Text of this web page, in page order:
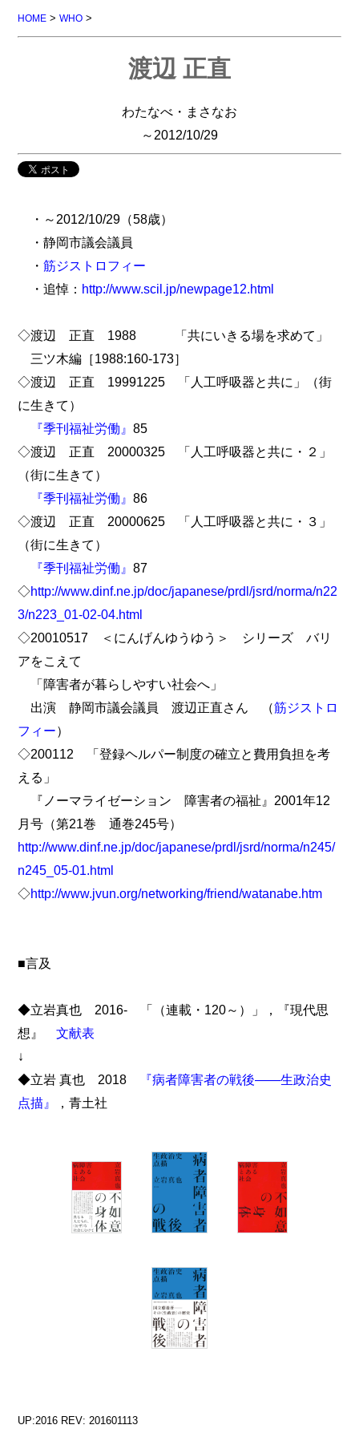
HOME >WHO >
渡辺 正直
わたなべ・まさなお
～2012/10/29
・～2012/10/29（58歳）
・静岡市議会議員
・筋ジストロフィー
・追悼： http://www.scil.jp/newpage12.html
◇渡辺 正直 1988 「共にいきる場を求めて」
三ツ木編［1988:160-173］
◇渡辺 正直 19991225 「人工呼吸器と共に」（街
に生きて）
『季刊福祉労働』85
◇渡辺 正直 20000325 「人工呼吸器と共に・２」
（街に生きて）
『季刊福祉労働』86
◇渡辺 正直 20000625 「人工呼吸器と共に・３」
（街に生きて）
『季刊福祉労働』87
◇http://www.dinf.ne.jp/doc/japanese/prdl/jsrd/norma/n22
3/n223_01-02-04.html
◇20010517 ＜にんげんゆうゆう＞ シリーズ バリ
アをこえて
「障害者が暮らしやすい社会へ」
出演 静岡市議会議員 渡辺正直さん （筋ジストロ
フィー）
◇200112 「登録ヘルパー制度の確立と費用負担を考
える」
『ノーマライゼーション 障害者の福祉』2001年12
月号（第21巻 通巻245号）
http://www.dinf.ne.jp/doc/japanese/prdl/jsrd/norma/n245/
n245_05-01.html
◇http://www.jvun.org/networking/friend/watanabe.htm
■言及
◆立岩真也 2016- 「（連載・120～）」，『現代思
想』文献表
↓
◆立岩 真也 2018
『病者障害者の戦後――生政治史
点描』
，青土社
UP:2016 REV: 201601113